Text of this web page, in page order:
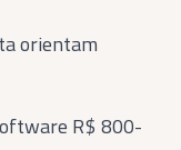
orientam
R$ 800-